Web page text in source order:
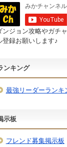
ンジョン攻略やガチ
登録お願いします♪
ンキング
最強リーダーランキ
示板
フレンド募集掲示板